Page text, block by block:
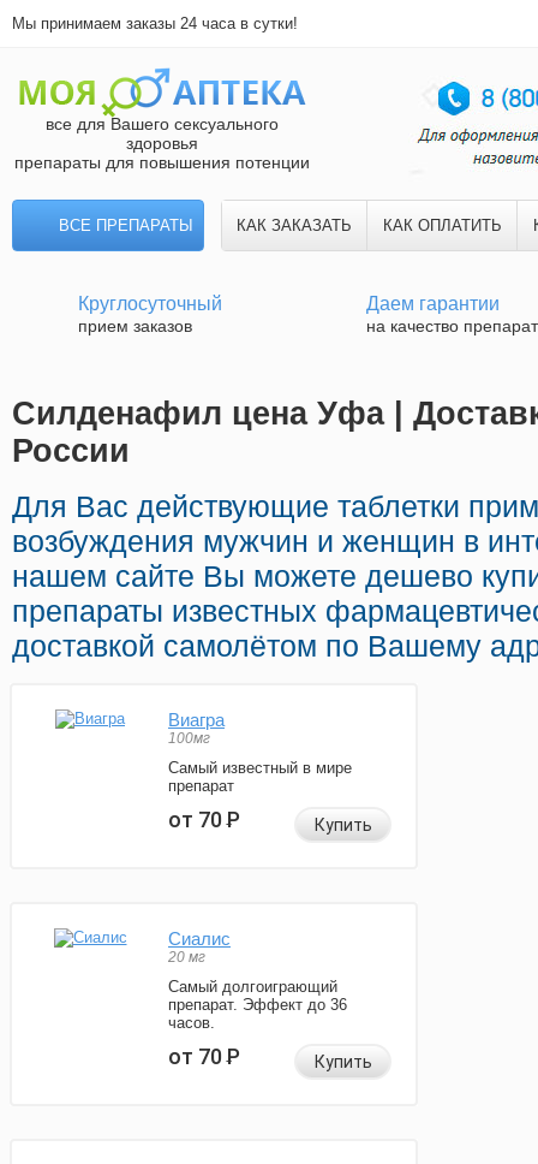
Мы принимаем заказы 24 часа в сутки!
все для Вашего сексуального
здоровья
препараты для повышения потенции
ВСЕ ПРЕПАРАТЫ КАК ЗАКАЗАТЬ КАК ОПЛАТИТЬ
Круглосуточный
прием заказов
Даем гарантии
на качество
Силденафил цена Уфа |
России
Для Вас действующие таблетки
возбуждения мужчин и женщин в
нашем сайте Вы можете дешево
препараты известных
доставкой самолётом по Вашему
Виагра
100мг
Самый известный в мире
препарат
от 70Р Купить
Сиалис
20 мг
Самый долгоиграющий
препарат. Эффект до 36
часов.
от 70Р Купить